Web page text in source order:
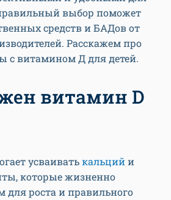
выбор поможет
средств и БАДов от
Расскажем про
с витамином Д для детей.
витамин D
усваиватькальцийи
которые жизненно
для роста и правильного